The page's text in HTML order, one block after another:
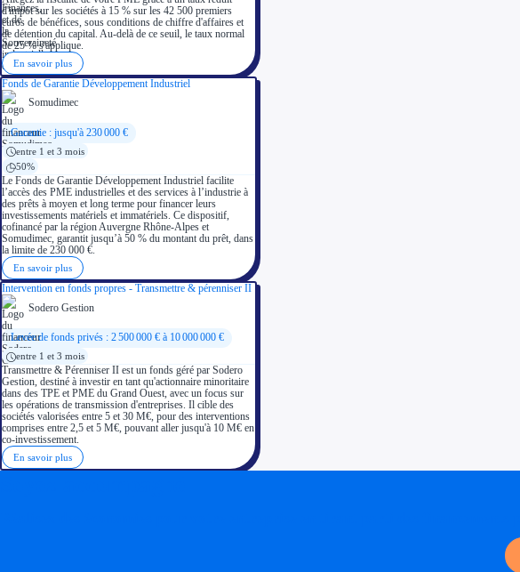
d'impôt sur les sociétés à 15 % sur les 42 500 premiers
euros de bénéfices, sous conditions de chiffre d'affaires et
de détention du capital. Au-delà de ce seuil, le taux normal
de 25 % s'applique.
En savoir plus
Fonds de Garantie Développement Industriel
Somudimec
Garantie : jusqu'à 230 000 €
entre 1 et 3 mois
50%
Le Fonds de Garantie Développement Industriel facilite
l’accès des PME industrielles et des services à l’industrie à
des prêts à moyen et long terme pour financer leurs
investissements matériels et immatériels. Ce dispositif,
cofinancé par la région Auvergne Rhône-Alpes et
Somudimec, garantit jusqu’à 50 % du montant du prêt, dans
la limite de 230 000 €.
En savoir plus
Intervention en fonds propres - Transmettre & pérenniser II
Sodero Gestion
Levée de fonds privés : 2 500 000 € à 10 000 000 €
entre 1 et 3 mois
Transmettre & Pérenniser II est un fonds géré par Sodero
Gestion, destiné à investir en tant qu'actionnaire minoritaire
dans des TPE et PME du Grand Ouest, avec un focus sur
les opérations de transmission d'entreprises. Il cible des
sociétés valorisées entre 5 et 30 M€, pour des interventions
comprises entre 2,5 et 5 M€, pouvant aller jusqu'à 10 M€ en
co-investissement.
En savoir plus